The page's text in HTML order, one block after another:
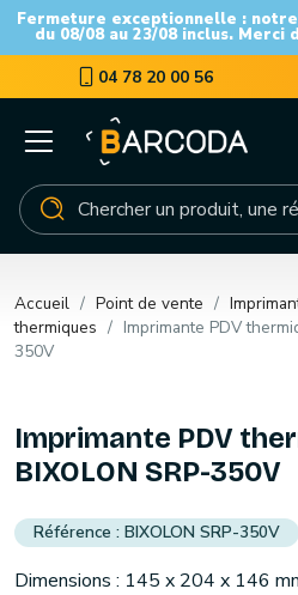
Fermeture exceptionnelle :
du 08/08 au 23/08 inclus.
04 78 20 00 56
Accueil Point de vente
thermiques
Imprimante PDV
350V
Imprimante PDV
BIXOLON SRP-350V
BIXOLON SRP-350V
Dimensions : 145 x 204 x 146